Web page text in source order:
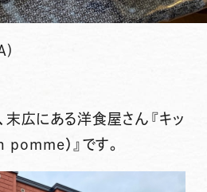
末広にある洋食屋さん 『キッ
pomme）』 です。